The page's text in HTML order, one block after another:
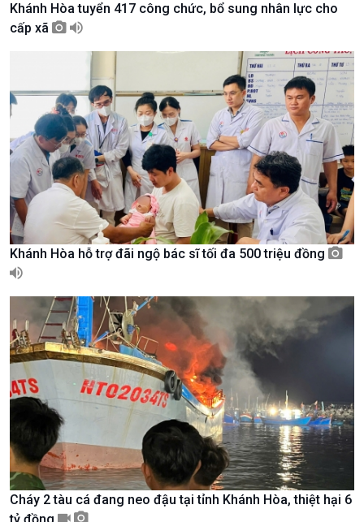
Văn hoá & Du lịch
Tin Văn hoá & Du lịch
Chát với người nổi tiếng
Câu chuyện Thể thao
Multimedia
Ảnh
Video
Infographic
E-Magazine
Podcast
Khánh Hòa tuyển 417 công chức, bổ sung nhân lực cho
cấp xã
Khánh Hòa hỗ trợ đãi ngộ bác sĩ tối đa 500 triệu đồng
Cháy 2 tàu cá đang neo đậu tại tỉnh Khánh Hòa, thiệt hại 6
tỷ đồng